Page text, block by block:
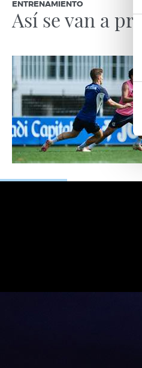
ENTRENAMIENTO
Así se van a